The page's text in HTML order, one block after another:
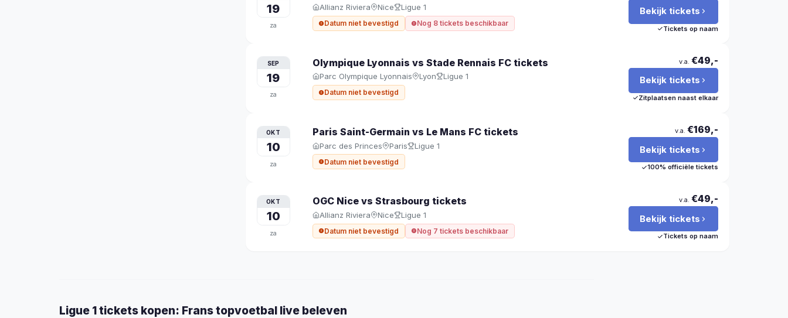
19
za
Allianz Riviera Nice Ligue 1
Datum niet bevestigd Nog 8 tickets beschikbaar
Bekijk tickets
Tickets op naam
SEP
19
za
Olympique Lyonnais vs Stade Rennais FCtickets
Parc Olympique Lyonnais Lyon Ligue 1
Datum niet bevestigd
v.a. €49,-
Bekijk tickets
Zitplaatsen naast elkaar
OKT
10
za
Paris Saint-Germain vs Le Mans FCtickets
Parc des Princes Paris Ligue 1
Datum niet bevestigd
v.a. €169,-
Bekijk tickets
100% officiële tickets
OKT
10
za
OGC Nice vs Strasbourg tickets
Allianz Riviera Nice Ligue 1
Datum niet bevestigd Nog 7 tickets beschikbaar
v.a. €49,-
Bekijk tickets
Tickets op naam
Ligue 1 tickets kopen: Frans topvoetbal live beleven